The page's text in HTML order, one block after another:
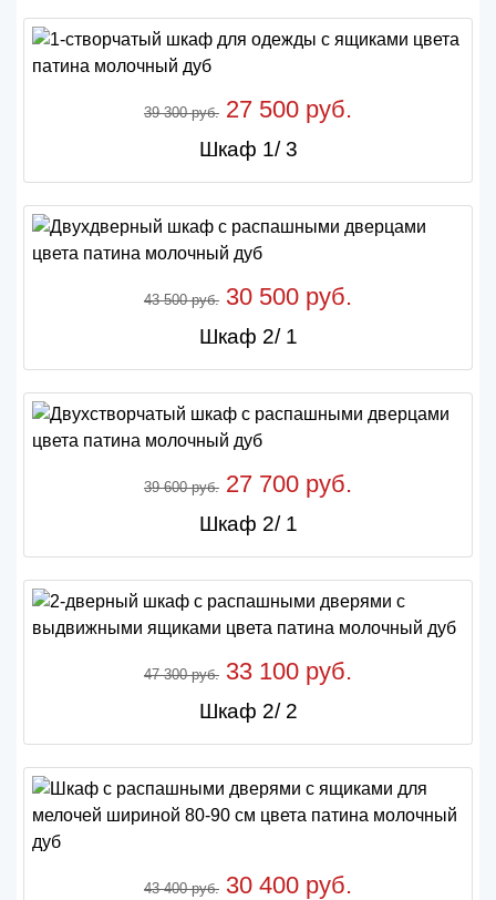
39 300 руб. 27 500 руб.
Шкаф 1/ 3
43 500 руб. 30 500 руб.
Шкаф 2/ 1
39 600 руб. 27 700 руб.
Шкаф 2/ 1
47 300 руб. 33 100 руб.
Шкаф 2/ 2
43 400 руб. 30 400 руб.